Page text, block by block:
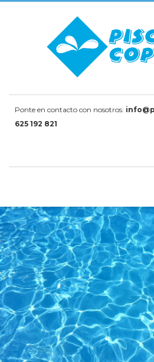
Ponte en contacto con nosotros:
625 192 821